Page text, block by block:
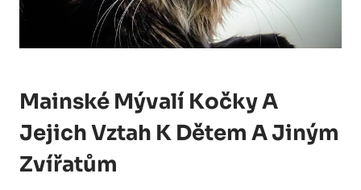
Mainské Mývalí Kočky A
Jejich Vztah K Dětem A Jiným
Zvířatům